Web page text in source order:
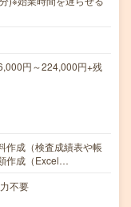
円～224,000円+残
作成（検査成績表や帳
作成（Excel…
不要